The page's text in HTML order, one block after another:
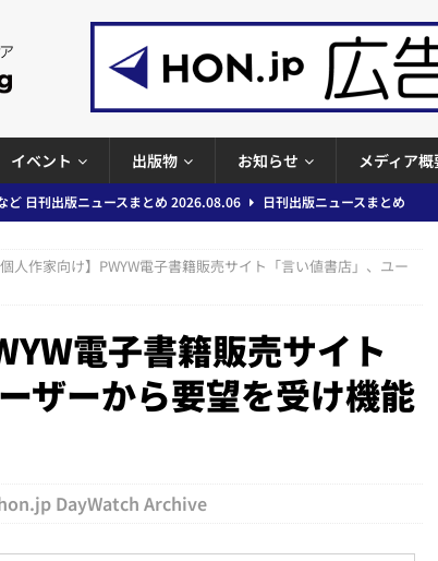
イベント 出版物 お知らせ メディア概
ど 日刊出版ニュースまとめ 2026.08.06
日刊出版ニュースまとめ
ニュースまとめ
スまとめ
向けポータルサイト提供開始」「EUが生成AIコンテンツの識別表示を義
め＆コラム #726（2026年7月26日～8月1日）
テンツの識別表示を義務化など 日刊出版ニュースまとめ 2026.08.02
個人作家向け】PWYW電子書籍販売サイト「言い値書店」、ユー
電子書籍販売サイト
ザーから要望を受け機能
DayWatch Archive